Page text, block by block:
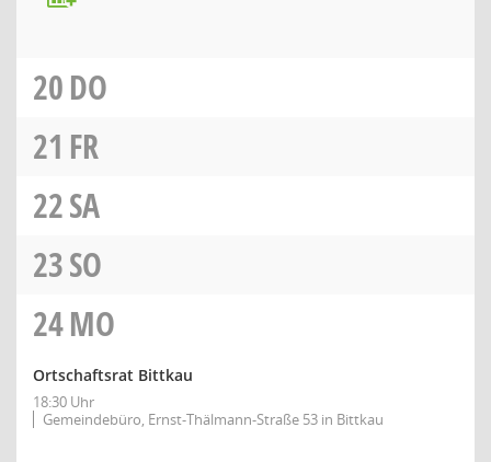
20DO
21 FR
22SA
23SO
24MO
Ortschaftsrat Bittkau
18:30 Uhr
Gemeindebüro, Ernst-Thälmann-Straße 53 in Bittkau